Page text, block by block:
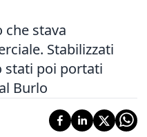
che stava
Stabilizzati
stati poi portati
Burlo